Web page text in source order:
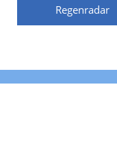
Regenradar